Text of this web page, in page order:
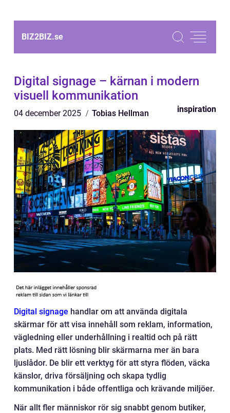
BIZ2BIZ.se
Digital signage – kärnan i modern
visuell kommunikation
04 december 2025 Tobias Hellman inspiration
Digital signage handlar om att använda digitala
skärmar för att visa innehåll som reklam, information,
vägledning eller underhållning i realtid och på rätt
plats. Med rätt lösning blir skärmarna mer än bara
ljuslådor. De blir ett verktyg för att styra flöden, väcka
känslor, driva försäljning och skapa tydlig
kommunikation i både offentliga och krävande miljöer.
När allt fler människor rör sig snabbt genom butiker,